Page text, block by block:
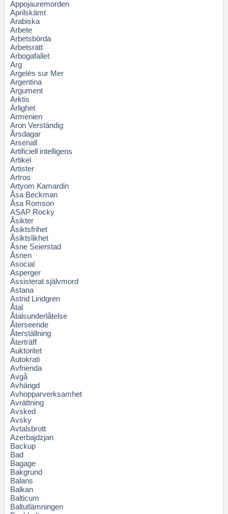
Appojauremorden
Aprilskämt
Arabiska
Arbete
Arbetsbörda
Arbetsrätt
Arbogafallet
Arg
Argelès sur Mer
Argentina
Argument
Arktis
Ärlighet
Armenien
Aron Verständig
Årsdagar
Arsenall
Artificiell intelligens
Artikel
Artister
Artros
Artyom Kamardin
Åsa Beckman
Åsa Romson
ASAP Rocky
Åsikter
Åsiktsfrihet
Åsiktslikhet
Åsne Seierstad
Åsnen
Asocial
Asperger
Assisterat självmord
Astana
Astrid Lindgren
Åtal
Åtalsunderlåtelse
Återseende
Återställning
Återträff
Auktoritet
Autokrati
Avfrienda
Avgå
Avhängd
Avhopparverksamhet
Avrättning
Avsked
Avsky
Avtalsbrott
Azerbajdzjan
Backup
Bad
Bagage
Bakgrund
Balans
Balkan
Balticum
Baltutlämningen